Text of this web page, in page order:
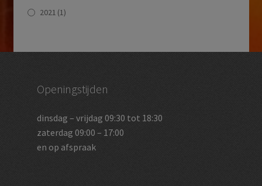
2021 (1)
Openingstijden
dinsdag – vrijdag 09:30 tot 18:30
zaterdag 09:00 – 17:00
en op afspraak